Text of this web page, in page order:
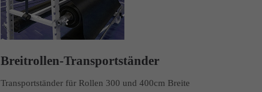
Breitrollen-Transportständer
Transportständer für Rollen 300 und 400cm Breite